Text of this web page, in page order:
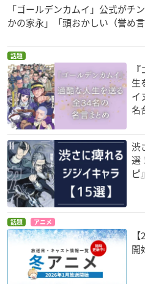
「ゴールデンカムイ」公式がチ
かの家永」「頭おかしい（誉め言
話題
生
イ
名
渋
選
ピ
話題 アニメ
開